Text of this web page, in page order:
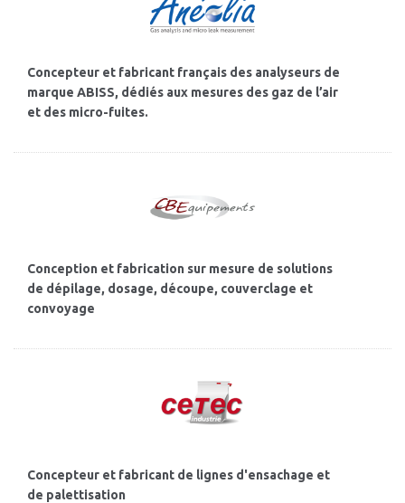
Concepteur et fabricant français des analyseurs de
marque ABISS, dédiés aux mesures des gaz de l’air
et des micro-fuites.
Conception et fabrication sur mesure de solutions
de dépilage, dosage, découpe, couverclage et
convoyage
Concepteur et fabricant de lignes d'ensachage et
de palettisation